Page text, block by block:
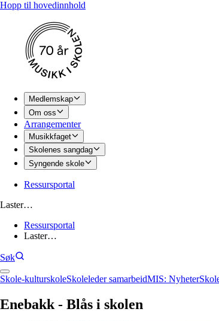
Hopp til hovedinnhold
Medlemskap
Om oss
Arrangementer
Musikkfaget
Skolenes sangdag
Syngende skole
Ressursportal
Laster…
Ressursportal
Laster…
Søk
Skole-kulturskoleSkoleleder samarbeidMIS: Nyheter
Enebakk - Blås i skolen